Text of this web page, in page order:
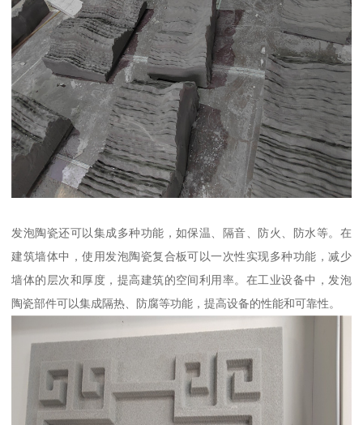
发泡陶瓷还可以集成多种功能，如保温、隔音、防火、防水等。在
建筑墙体中，使用发泡陶瓷复合板可以一次性实现多种功能，减少
墙体的层次和厚度，提高建筑的空间利用率。在工业设备中，发泡
陶瓷部件可以集成隔热、防腐等功能，提高设备的性能和可靠性。